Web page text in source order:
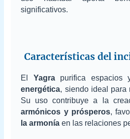
significativos.
Características del
El Yagrapurifica espacios
energética, siendo ideal para
Su uso contribuye a la
armónicos y prósperos,
la armonía en las relaciones